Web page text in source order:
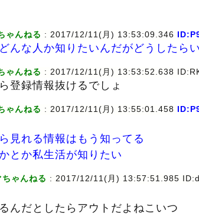
ゃんねる : 2017/12/11(月) 13:53:09.346
んな人か知りたいんだがどうしたら
ゃんねる : 2017/12/11(月) 13:53:52.638
登録情報抜けるでしょ
ゃんねる : 2017/12/11(月) 13:55:01.458
見れる情報はもう知ってる
とか私生活が知りたい
ゃんねる : 2017/12/11(月) 13:57:51.985
んだとしたらアウトだよねこいつ